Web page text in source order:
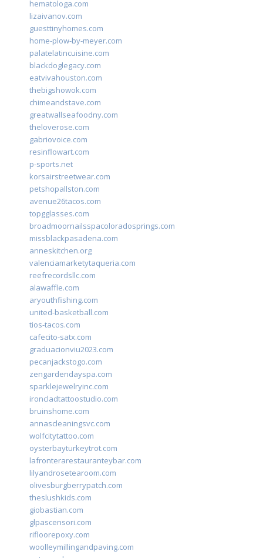
hematologa.com
lizaivanov.com
guesttinyhomes.com
home-plow-by-meyer.com
palatelatincuisine.com
blackdoglegacy.com
eatvivahouston.com
thebigshowok.com
chimeandstave.com
greatwallseafoodny.com
theloverose.com
gabriovoice.com
resinflowart.com
p-sports.net
korsairstreetwear.com
petshopallston.com
avenue26tacos.com
topgglasses.com
broadmoornailsspacoloradosprings.com
missblackpasadena.com
anneskitchen.org
valenciamarketytaqueria.com
reefrecordsllc.com
alawaffle.com
aryouthfishing.com
united-basketball.com
tios-tacos.com
cafecito-satx.com
graduacionviu2023.com
pecanjackstogo.com
zengardendayspa.com
sparklejewelryinc.com
ironcladtattoostudio.com
bruinshome.com
annascleaningsvc.com
wolfcitytattoo.com
oysterbayturkeytrot.com
lafronterarestauranteybar.com
lilyandrosetearoom.com
olivesburgberrypatch.com
theslushkids.com
giobastian.com
glpascensori.com
rifloorepoxy.com
woolleymillingandpaving.com